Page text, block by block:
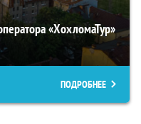
«ХохломаТур»
ПОДРОБНЕЕ